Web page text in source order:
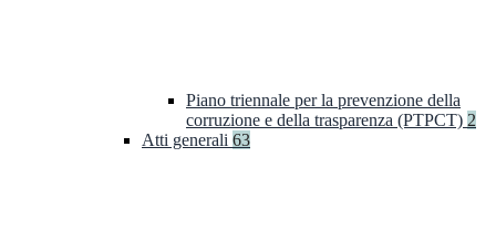
Piano triennale per la prevenzione della
corruzione e della trasparenza (PTPCT) 2
Atti generali 63